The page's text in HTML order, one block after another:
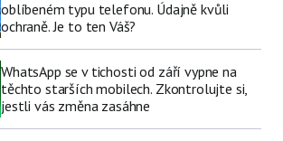
oblíbeném typu telefonu. Údajně kvůli
ochraně. Je to ten Váš?
WhatsApp se v tichosti od září vypne na
těchto starších mobilech. Zkontrolujte si,
jestli vás změna zasáhne